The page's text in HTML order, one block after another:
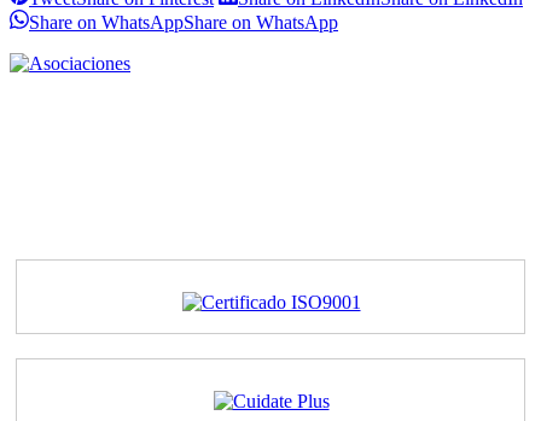
Share on WhatsAppShare on WhatsApp